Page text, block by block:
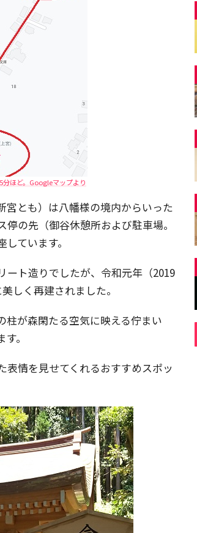
ほど。Googleマップより
宮とも）は八幡様の境内からいった
の先（御谷休憩所および駐車場。
ています。
ート造りでしたが、令和元年（2019
しく再建されました。
柱が森閑たる空気に映える佇まい
。
情を見せてくれるおすすめスポッ